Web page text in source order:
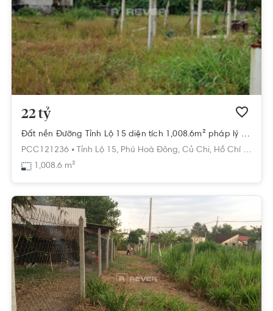
22 tỷ
Đất nền Đường Tỉnh Lộ 15 diện tích 1,008.6m² pháp lý sổ hồng.
PCC121236 • Tỉnh Lộ 15, Phú Hoà Đông, Củ Chi, Hồ Chí Minh
1,008.6 m²